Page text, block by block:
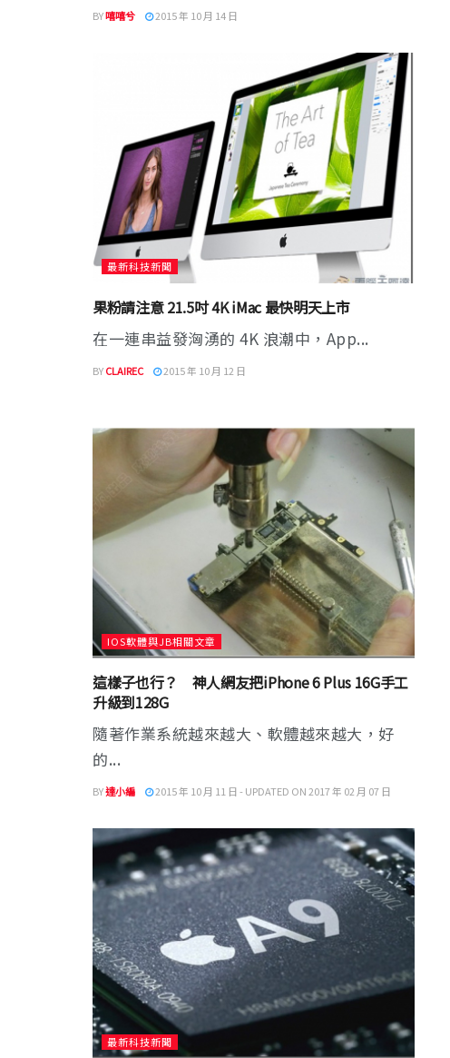
BY嘻嘻兮 2015 年 10 月 14 日
最新科技新聞
果粉請注意 21.5吋 4K iMac 最快明天上市
在一連串益發洶湧的 4K 浪潮中，App...
BYCLAIREC 2015 年 10 月 12 日
IOS軟體與JB相關文章
這樣子也行？ 神人網友把iPhone 6 Plus 16G手工
升級到128G
隨著作業系統越來越大、軟體越來越大，好
的...
BY達小編 2015 年 10 月 11 日 - UPDATED ON 2017 年 02 月 07 日
最新科技新聞